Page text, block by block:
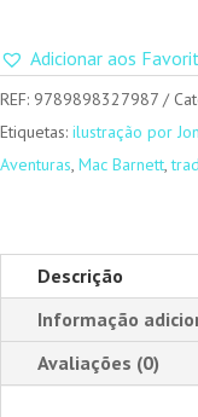
Adicionar aos
REF: 9789898327987
Etiquetas: ilustração por
Aventuras Mac Barnett ,
Descrição
Informação
Avaliações (0)